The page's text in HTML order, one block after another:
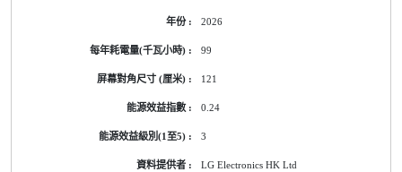
2026
99
121
0.24
3
LG Electronics HK Ltd